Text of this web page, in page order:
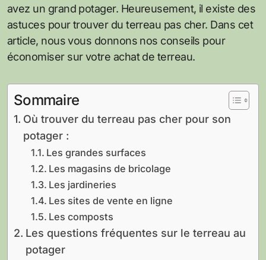
avez un grand potager. Heureusement, il existe des
astuces pour trouver du terreau pas cher. Dans cet
article, nous vous donnons nos conseils pour
économiser sur votre achat de terreau.
Sommaire
Où trouver du terreau pas cher pour son
potager :
Les grandes surfaces
Les magasins de bricolage
Les jardineries
Les sites de vente en ligne
Les composts
Les questions fréquentes sur le terreau au
potager